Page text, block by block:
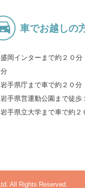
車でお越しの
盛岡インターまで約２０
分
岩手県庁まで車で約２０
岩手県営運動公園まで徒
岩手県立大学まで車で約
All Rights Reserved.